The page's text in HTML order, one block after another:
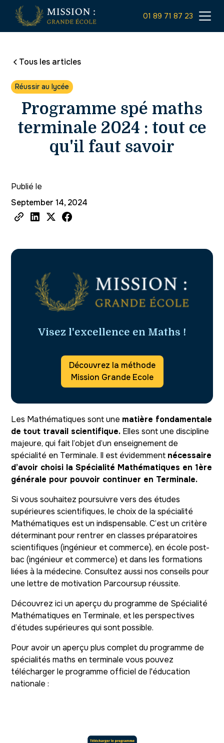
01 89 71 87 23
Tous les articles
Réussir au lycée
Programme spé maths
terminale 2024 : tout ce
qu'il faut savoir
Publié le
September 14, 2024
Visez l'excellence en Maths !
Découvrez la méthode
Mission Grande Ecole
Les Mathématiques sont une matière fondamentale
de tout travail scientifique. Elles sont une discipline
majeure, qui fait l’objet d’un enseignement de
spécialité en Terminale. Il est évidemment nécessaire
d’avoir choisi la Spécialité Mathématiques en 1ère
générale pour pouvoir continuer en Terminale.
Si vous souhaitez poursuivre vers des études
supérieures scientifiques, le choix de la spécialité
Mathématiques est un indispensable. C’est un critère
déterminant pour rentrer en classes préparatoires
scientifiques (ingénieur et commerce), en école post-
bac (ingénieur et commerce) et dans les formations
liées à la médecine. Consultez aussi nos conseils pour
une lettre de motivation Parcoursup réussite.
Découvrez ici un aperçu du programme de Spécialité
Mathématiques en Terminale, et les perspectives
d’études supérieures qui sont possible.
Pour avoir un aperçu plus complet du programme de
spécialités maths en terminale vous pouvez
télécharger le programme officiel de l'éducation
nationale :